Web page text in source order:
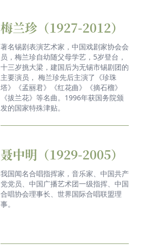
梅兰珍（1927-2012）
著名锡剧表演艺术家，中国戏剧家协会会
员，梅兰珍自幼随父母学艺，5岁登台，
十三岁挑大梁，建国后为无锡市锡剧团的
主要演员， 梅兰珍先后主演了《珍珠
塔》《孟丽君》《红花曲》《摘石榴》
《拔兰花》等名曲。1996年获国务院颁
发的国家特殊津贴。
聂中明（1929-2005）
我国闻名合唱指挥家，音乐家、中国共产
党党员、中国广播艺术团一级指挥、中国
合唱协会理事长、世界国际合唱联盟理
事。